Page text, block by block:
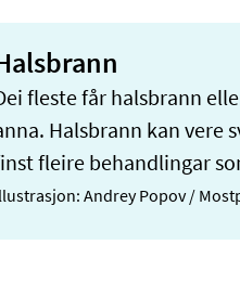
fleste får halsbrann
Halsbrann kan vere
fleire behandlingar
Illustrasjon: Andrey Popov /